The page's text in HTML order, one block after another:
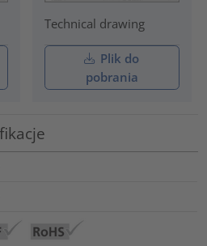
Technical drawing
Plik do
pobrania